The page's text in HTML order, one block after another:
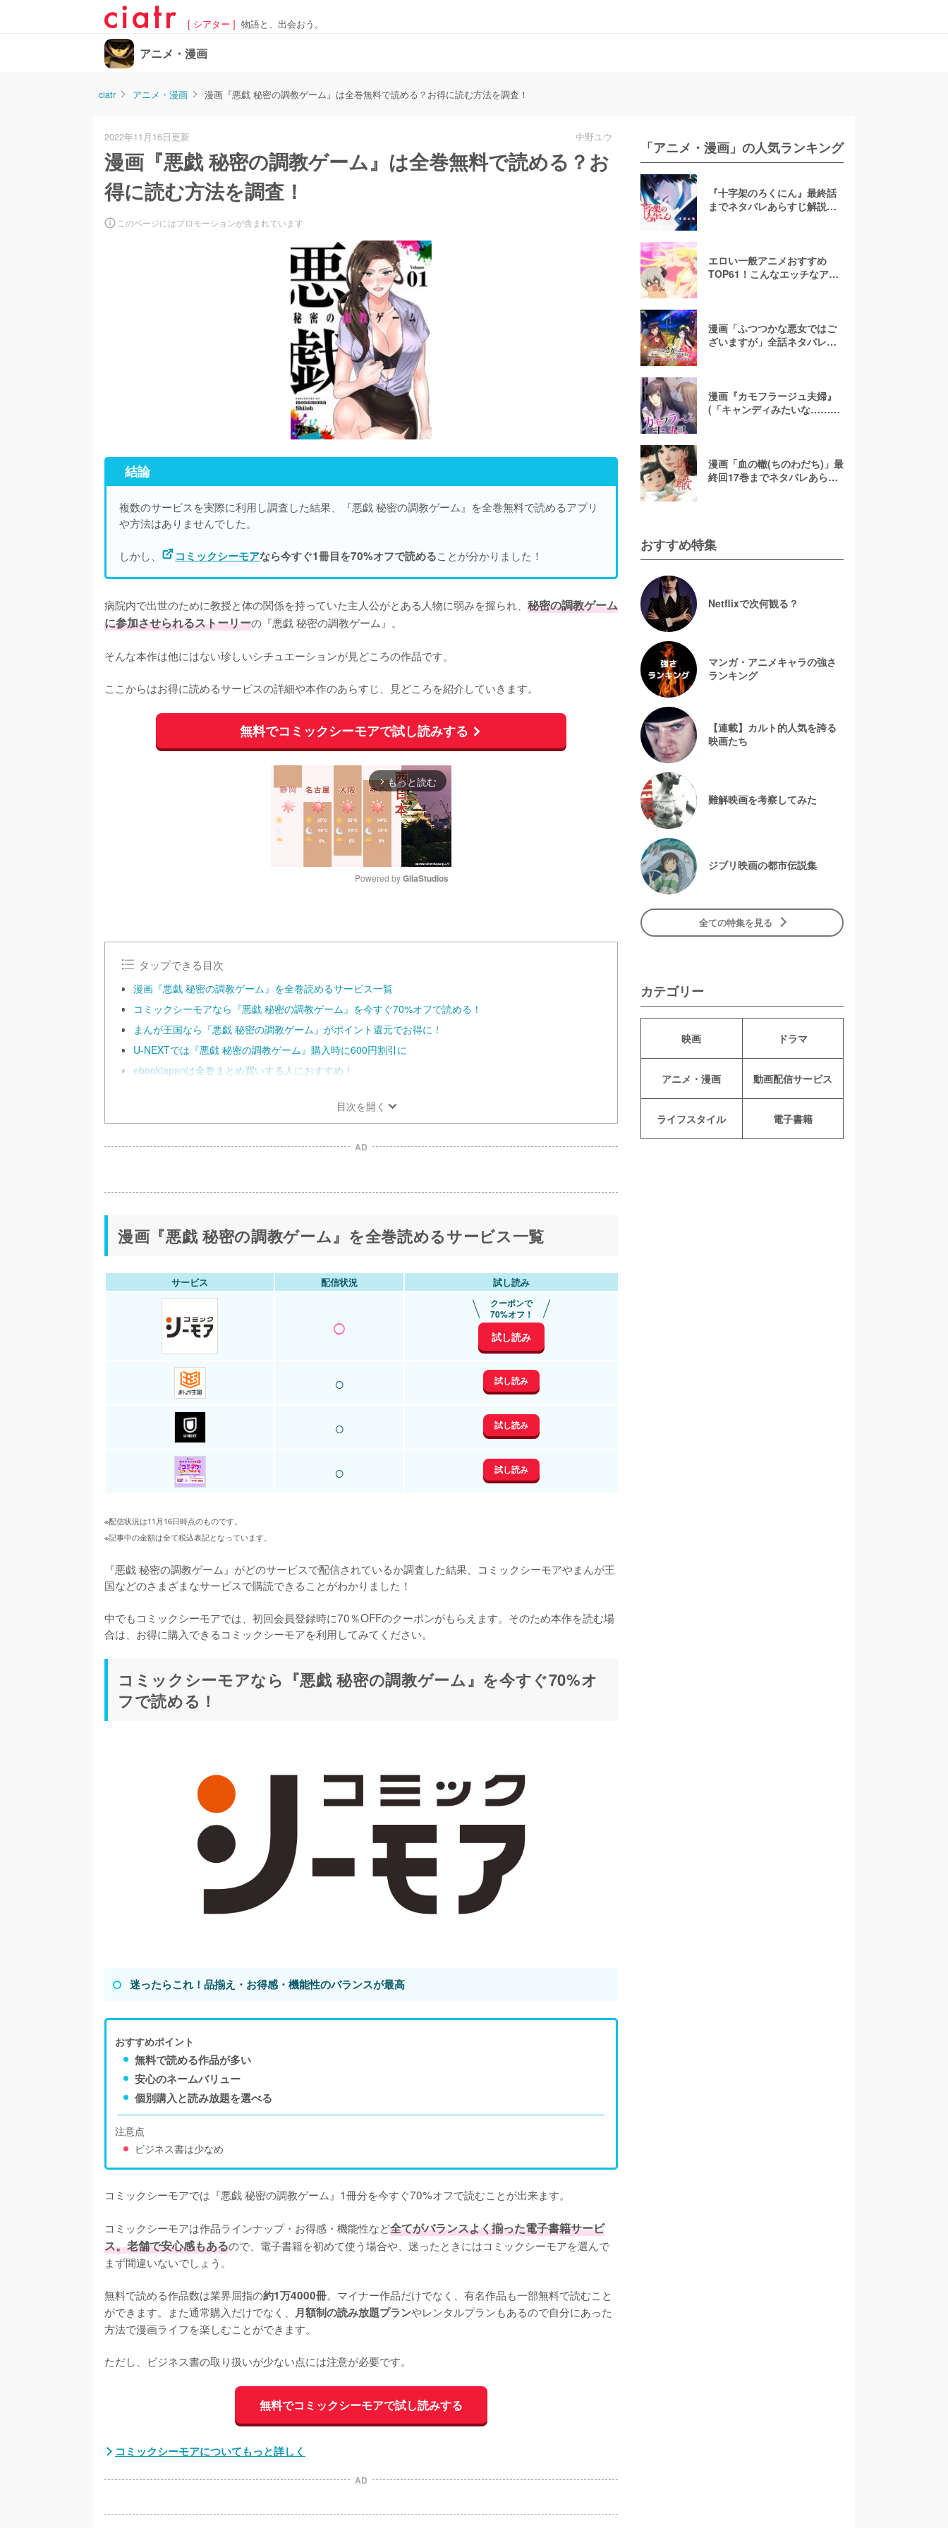
[ シアター ] 物語と、出会おう。
アニメ・漫画
ciatr アニメ・漫画 漫画『悪戯 秘密の調教ゲーム』は全巻無料で読める？お得に読む方法を調査！
2022年11月16日更新 中野ユウ
漫画『悪戯 秘密の調教ゲーム』は全巻無料で読める？お
得に読む方法を調査！
このページにはプロモーションが含まれています
結論
複数のサービスを実際に利用し調査した結果、『悪戯 秘密の調教ゲーム』を全巻無料で読めるアプリ
や方法はありませんでした。
しかし、 コミックシーモアなら今すぐ1冊目を70%オフで読めることが分かりました！
病院内で出世のために教授と体の関係を持っていた主人公がとある人物に弱みを握られ、 秘密の調教ゲーム
に参加させられるストーリーの『悪戯 秘密の調教ゲーム』。
そんな本作は他にはない珍しいシチュエーションが見どころの作品です。
ここからはお得に読めるサービスの詳細や本作のあらすじ、見どころを紹介していきます。
無料でコミックシーモアで試し読みする
arrow_forward_ios もっと読む
u
Powered by GliaStudios
タップできる目次
漫画『悪戯 秘密の調教ゲーム』を全巻読めるサービス一覧
コミックシーモアなら『悪戯 秘密の調教ゲーム』を今すぐ70%オフで読める！
まんが王国なら『悪戯 秘密の調教ゲーム』がポイント還元でお得に！
U-NEXTでは『悪戯 秘密の調教ゲーム』購入時に600円割引に
ebookjapanは全巻まとめ買いする人におすすめ！
目次を開く
AD
漫画『悪戯 秘密の調教ゲーム』を全巻読めるサービス一覧
サービス 配信状況 試し読み
○
クーポンで
70%オフ！
試し読み
○ 試し読み
○ 試し読み
○ 試し読み
※配信状況は11月16日時点のものです。
※記事中の金額は全て税込表記となっています。
『悪戯 秘密の調教ゲーム』がどのサービスで配信されているか調査した結果、コミックシーモアやまんが王
国などのさまざまなサービスで購読できることがわかりました！
中でもコミックシーモアでは、初回会員登録時に70％OFFのクーポンがもらえます。そのため本作を読む場
合は、お得に購入できるコミックシーモアを利用してみてください。
コミックシーモアなら『悪戯 秘密の調教ゲーム』を今すぐ70%オ
フで読める！
迷ったらこれ！品揃え・お得感・機能性のバランスが最高
おすすめポイント
無料で読める作品が多い
安心のネームバリュー
個別購入と読み放題を選べる
注意点
ビジネス書は少なめ
コミックシーモアでは『悪戯 秘密の調教ゲーム』1冊分を今すぐ70%オフで読むことが出来ます。
コミックシーモアは作品ラインナップ・お得感・機能性など全てがバランスよく揃った電子書籍サービ
ス。老舗で安心感もあるので、電子書籍を初めて使う場合や、迷ったときにはコミックシーモアを選んで
まず間違いないでしょう。
無料で読める作品数は業界屈指の約1万4000冊。マイナー作品だけでなく、有名作品も一部無料で読むこと
ができます。また通常購入だけでなく、 月額制の読み放題プランやレンタルプランもあるので自分にあった
方法で漫画ライフを楽しむことができます。
ただし、ビジネス書の取り扱いが少ない点には注意が必要です。
無料でコミックシーモアで試し読みする
コミックシーモアについてもっと詳しく
AD
「アニメ・漫画」の人気ランキング
『十字架のろくにん』最終話
までネタバレあらすじ解説！
エロい一般アニメおすすめ
TOP61！こんなエッチなアニ
漫画「ふつつかな悪女ではご
ざいますが」全話ネタバレあ
漫画『カモフラージュ夫婦』
(「キャンディみたいな……」)
漫画「血の轍(ちのわだち)」最
終回17巻までネタバレあらす
おすすめ特集
Netflixで次何観る？
マンガ・アニメキャラの強さ
ランキング
【連載】カルト的人気を誇る
映画たち
難解映画を考察してみた
ジブリ映画の都市伝説集
全ての特集を見る
カテゴリー
映画 ドラマ
アニメ・漫画 動画配信サービス
ライフスタイル 電子書籍